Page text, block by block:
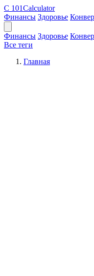
C 101Calculator
Финансы Здоровье
Финансы Здоровье
Все теги
Главная